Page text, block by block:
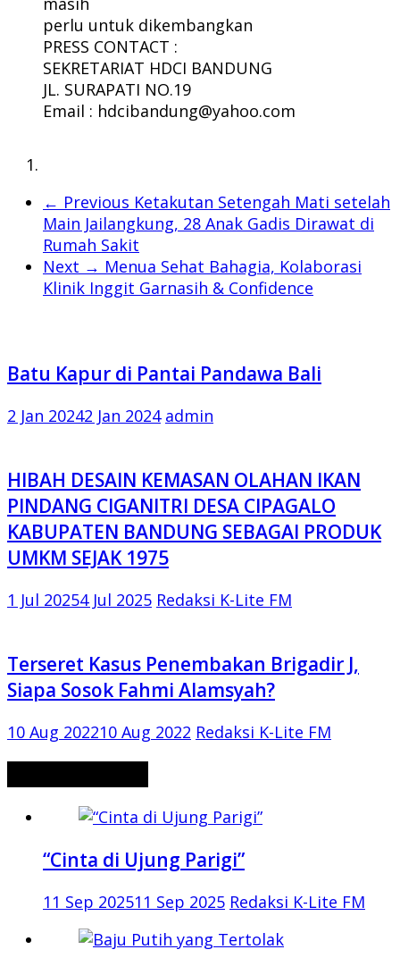
perlu untuk dikembangkan
PRESS CONTACT :
SEKRETARIAT HDCI BANDUNG
JL. SURAPATI NO.19
Email : hdcibandung@yahoo.com
← Previous Ketakutan Setengah Mati setelah
Main Jailangkung, 28 Anak Gadis Dirawat di
Rumah Sakit
Next → Menua Sehat Bahagia, Kolaborasi
Klinik Inggit Garnasih & Confidence
Batu Kapur di Pantai Pandawa Bali
2 Jan 20242 Jan 2024 admin
HIBAH DESAIN KEMASAN OLAHAN IKAN
PINDANG CIGANITRI DESA CIPAGALO
KABUPATEN BANDUNG SEBAGAI PRODUK
UMKM SEJAK 1975
1 Jul 20254 Jul 2025 Redaksi K-Lite FM
Terseret Kasus Penembakan Brigadir J,
Siapa Sosok Fahmi Alamsyah?
10 Aug 202210 Aug 2022 Redaksi K-Lite FM
“Cinta di Ujung Parigi”
11 Sep 202511 Sep 2025 Redaksi K-Lite FM